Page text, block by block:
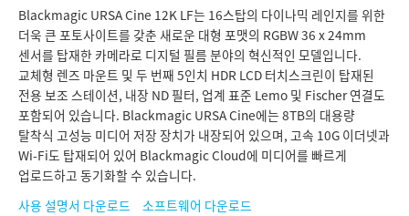
India
Italy
Japan
Korea
Mexico
Blackmagic URSA Cine 12K LF는 16스탑의 다이나믹 레인지를 위한
더욱 큰 포토사이트를 갖춘 새로운 대형 포맷의 RGBW 36 x 24mm
센서를 탑재한 카메라로 디지털 필름 분야의 혁신적인 모델입니다.
교체형 렌즈 마운트 및 두 번째 5인치 HDR LCD 터치스크린이 탑재된
전용 보조 스테이션, 내장 ND 필터, 업계 표준 Lemo 및 Fischer 연결도
포함되어 있습니다. Blackmagic URSA Cine에는 8TB의 대용량
탈착식 고성능 미디어 저장 장치가 내장되어 있으며, 고속 10G 이더넷과
Wi-Fi도 탑재되어 있어 Blackmagic Cloud에 미디어를 빠르게
업로드하고 동기화할 수 있습니다.
사용 설명서 다운로드
소프트웨어 다운로드